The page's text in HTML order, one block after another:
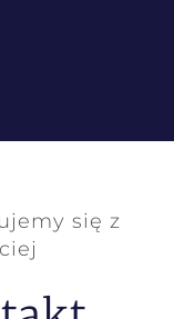
się z